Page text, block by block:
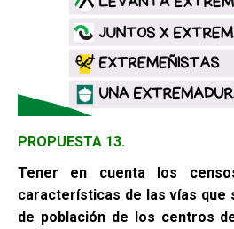
PROPUESTA 13.
Tener en cuenta los
características de las vías que
de población de los centros